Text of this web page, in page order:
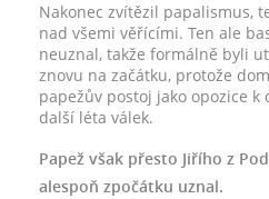
Nakonec zvítězil papalismus,
nad všemi věřícími. Ten ale
neuznal, takže formálně byli
znovu na začátku, protože
papežův postoj jako opozice
další léta válek.
Papež však přesto Jiřího z
alespoň zpočátku uznal.